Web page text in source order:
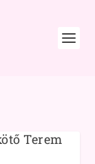
Terem